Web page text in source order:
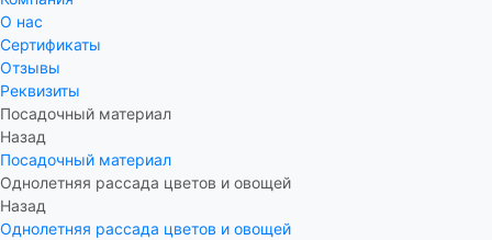
О нас
Сертификаты
Отзывы
Реквизиты
Посадочный материал
Назад
Посадочный материал
Однолетняя рассада цветов и овощей
Назад
Однолетняя рассада цветов и овощей